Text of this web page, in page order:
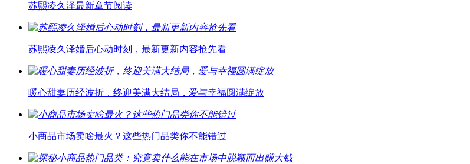
苏熙凌久泽最新章节阅读
苏熙凌久泽婚后心动时刻，最新更新内容抢先看
暖心甜妻历经波折，终迎美满大结局，爱与幸福圆满绽放
小商品市场卖啥最火？这些热门品类你不能错过